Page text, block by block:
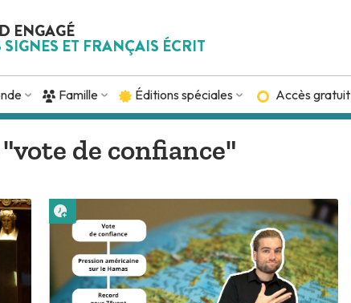
ENGAGÉ
ET FRANÇAIS ÉCRIT
Famille Éditions spéciales Accès gratuit
de confiance"